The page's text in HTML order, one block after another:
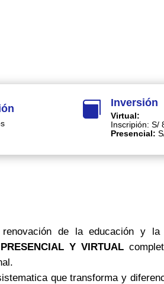
 Inversión
Virtual:
Inscripión: S/
Presencial:
de la educación y
PRESENCIAL Y VIRTUAL
que transforma y